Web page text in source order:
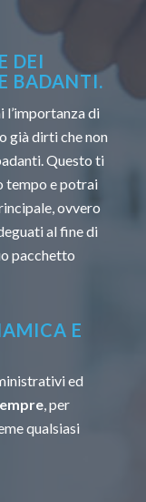
DEI
BADANTI.
l’importanza di
già dirti che non
Questo ti
tempo e potrai
ovvero
al fine di
pacchetto
E
ed
, per
qualsiasi